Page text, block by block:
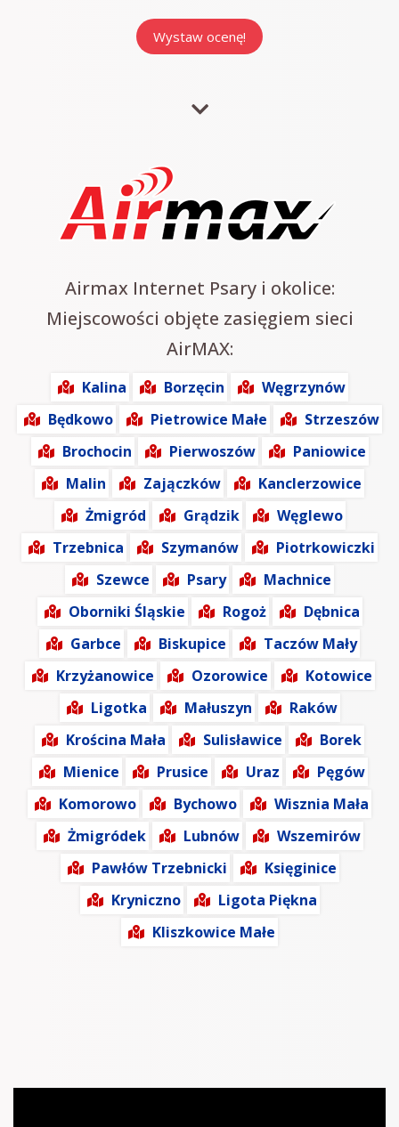
Airmax Internet Psary i okolice:
Miejscowości objęte zasięgiem sieci
AirMAX:
Kalina Borzęcin
Węgrzynów
Będkowo
Pietrowice Małe
Strzeszów
Brochocin
Pierwoszów
Paniowice
Malin
Zajączków
Kanclerzowice
Żmigród
Grądzik
Węglewo
Trzebnica
Szymanów
Piotrkowiczki
Szewce
Psary
Machnice
Oborniki Śląskie
Rogoż
Dębnica
Garbce
Biskupice
Taczów Mały
Krzyżanowice
Ozorowice
Kotowice
Ligotka
Małuszyn
Raków
Krościna Mała
Sulisławice
Borek
Mienice
Prusice Uraz
Pęgów
Komorowo
Bychowo
Wisznia Mała
Żmigródek
Lubnów
Wszemirów
Pawłów Trzebnicki
Księginice
Kryniczno
Ligota Piękna
Kliszkowice Małe